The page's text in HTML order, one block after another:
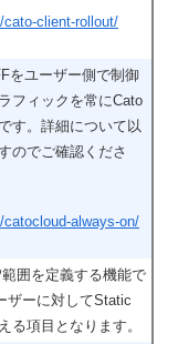
client-rollout/
をユーザー側で制御
フィックを常にCato
す。詳細について以
のでご確認くださ
always-on/
囲を定義する機能で
ザーに対してStatic
る項目となります。